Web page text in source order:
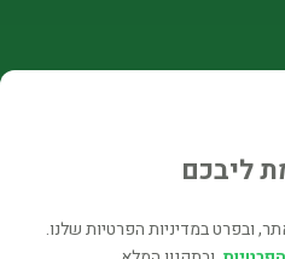
ליבכם
ובפרט במדיניות הפרטיות שלנו.